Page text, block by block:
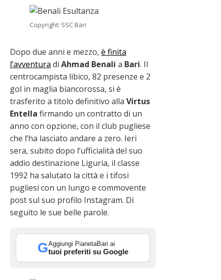
Copyright: SSC Bari
Dopo due anni e mezzo, è finita
l’avventura di Ahmad Benali a Bari. Il
centrocampista libico, 82 presenze e 2
gol in maglia biancorossa, si è
trasferito a titolo definitivo alla Virtus
Entella firmando un contratto di un
anno con opzione, con il club pugliese
che l’ha lasciato andare a zero. Ieri
sera, subito dopo l’ufficialità del suo
addio destinazione Liguria, il classe
1992 ha salutato la città e i tifosi
pugliesi con un lungo e commovente
post sul suo profilo Instagram. Di
seguito le sue belle parole.
GAggiungi PianetaBari ai
tuoi preferiti su Google